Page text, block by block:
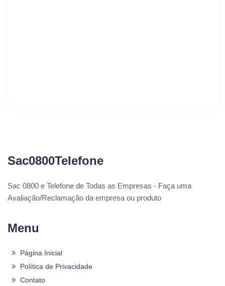
Sac0800Telefone
Sac 0800 e Telefone de Todas as Empresas - Faça uma
Avaliação/Reclamação da empresa ou produto
Menu
Página Inicial
Política de Privacidade
Contato